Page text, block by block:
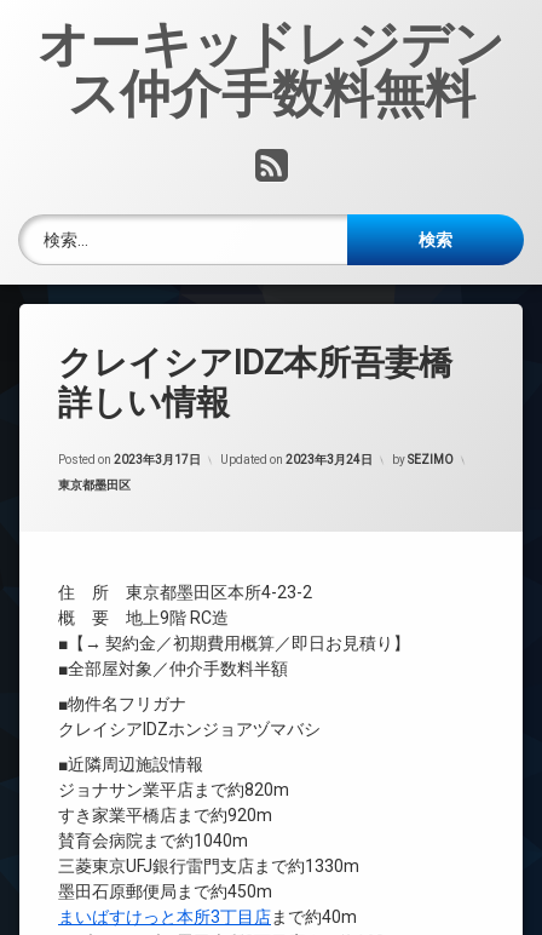
オーキッドレジデン
ス仲介手数料無料
RSS
検索:
クレイシアIDZ本所吾妻橋
詳しい情報
Posted on 2023年3月17日 Updated on 2023年3月24日 bySEZIMO
カテゴリー:
東京都墨田区
住 所 東京都墨田区本所4-23-2
概 要 地上9階 RC造
■【→ 契約金／初期費用概算／即日お見積り】
■全部屋対象／仲介手数料半額
■物件名フリガナ
クレイシアIDZホンジョアヅマバシ
■近隣周辺施設情報
ジョナサン業平店まで約820m
すき家業平橋店まで約920m
賛育会病院まで約1040m
三菱東京UFJ銀行雷門支店まで約1330m
墨田石原郵便局まで約450m
まいばすけっと本所3丁目店まで約40m